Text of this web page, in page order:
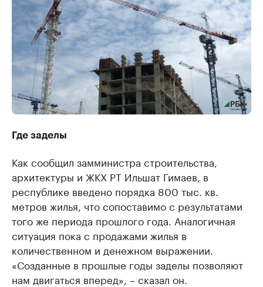
Где заделы
Как сообщил замминистра строительства,
архитектуры и ЖКХ РТ Ильшат Гимаев, в
республике введено порядка 800 тыс. кв.
метров жилья, что сопоставимо с результатами
того же периода прошлого года. Аналогичная
ситуация пока с продажами жилья в
количественном и денежном выражении.
«Созданные в прошлые годы заделы позволяют
нам двигаться вперед», – сказал он.